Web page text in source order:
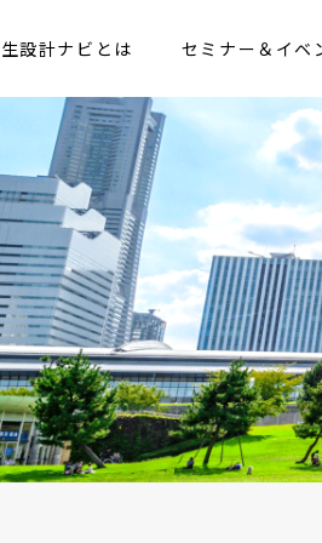
設計ナビとは セミナー＆イベ